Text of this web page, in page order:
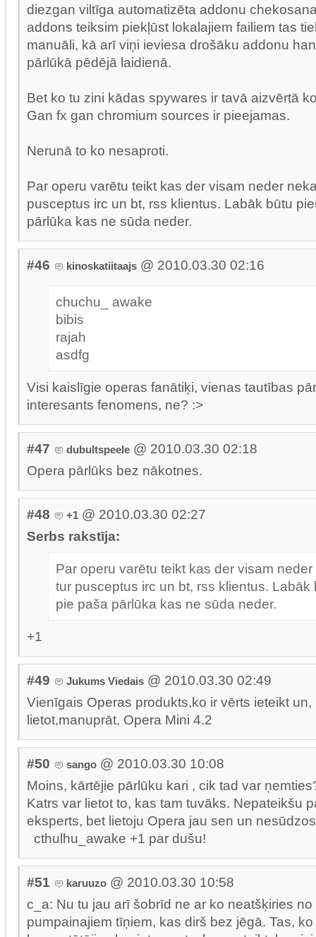
diezgan viltīga automatizēta addonu
addons teiksim piekļūst lokalajiem failiem tas
manuāli, kā arī viņi ieviesa drošāku addonu
pārlūkā pēdējā laidienā.
Bet ko tu zini kādas spywares ir tavā aizvērtā
Gan fx gan chromium sources ir pieejamas.
Nerunā to ko nesaproti.
Par operu varētu teikt kas der visam neder
pusceptus irc un bt, rss klientus. Labāk būtu
pārlūka kas ne sūda neder.
#46 kinoskatiitaajs @ 2010.03.30 02:16
chuchu_ awake
bibis
rajah
asdfg
Visi kaislīgie operas fanātiķi, vienas tautības
interesants fenomens, ne? :>
#47 dubultspeele @ 2010.03.30 02:18
Opera pārlūks bez nākotnes.
#48 +1 @ 2010.03.30 02:27
Serbs rakstīja:
Par operu varētu teikt kas der visam
tur pusceptus irc un bt, rss klientus. Labāk
pie paša pārlūka kas ne sūda neder.
+1
#49 Jukums Viedais @ 2010.03.30 02:49
Vienīgais Operas produkts,ko ir vērts ieteikt
lietot,manuprāt, Opera Mini 4.2
#50 sango @ 2010.03.30 10:08
Moins, kārtējie pārlūku kari , cik tad var
Katrs var lietot to, kas tam tuvāks. Nepateikšu
eksperts, bet lietoju Opera jau sen un
cthulhu_awake +1 par dušu!
#51 karuuzo @ 2010.03.30 10:58
c_a: Nu tu jau arī šobrīd ne ar ko neatšķiries no
pumpainajiem tīņiem, kas dirš bez jēgā. Tas,